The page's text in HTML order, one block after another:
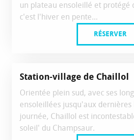
un plateau ensoleillé et protégé
c'est l'hiver en pente...
RÉSERVER
Station-village de Chaillol
Orientée plein sud, avec ses
ensoleillées jusqu'aux dernières
journée, Chaillol est
soleil' du Champsaur.